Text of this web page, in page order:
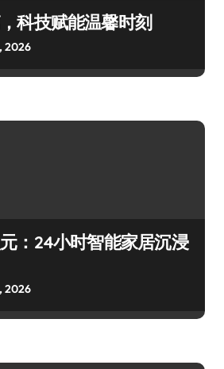
科技赋能温馨时刻
2026
：24小时智能家居沉浸
2026